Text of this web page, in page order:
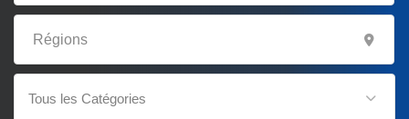
Tous les Catégories